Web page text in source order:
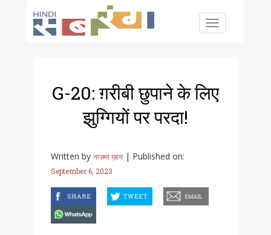
Toggle
G-20: ग़रीबी छुपाने के लिए
झुग्गियों पर परदा!
Written by नाज़मा ख़ान | Published on:
September 6, 2023